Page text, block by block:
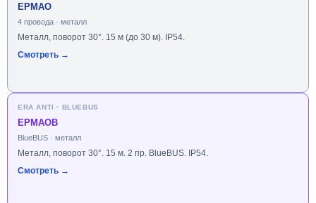
EPMAO
4 провода · металл
Металл, поворот 30°. 15 м (до 30 м). IP54.
Смотреть →
ERA ANTI · BLUEBUS
EPMAOB
BlueBUS · металл
Металл, поворот 30°. 15 м. 2 пр. BlueBUS. IP54.
Смотреть →